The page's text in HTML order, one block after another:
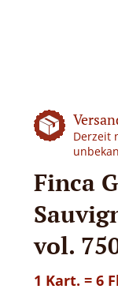
Derzeit
Finca
vol.
1 Kart. = 6